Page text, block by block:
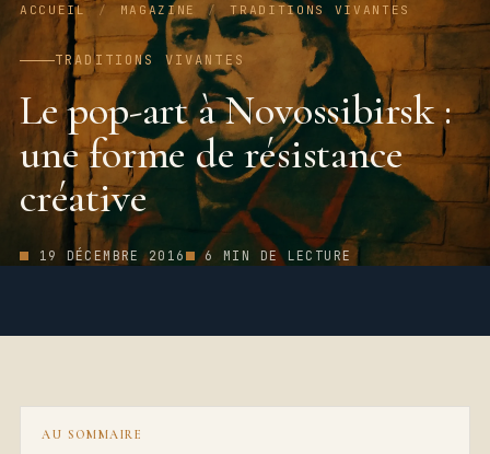
ACCUEIL / MAGAZINE / TRADITIONS VIVANTES
TRADITIONS VIVANTES
Le pop-art à Novossibirsk :
une forme de résistance
créative
19 DÉCEMBRE 2016 6 MIN DE LECTURE
AU SOMMAIRE